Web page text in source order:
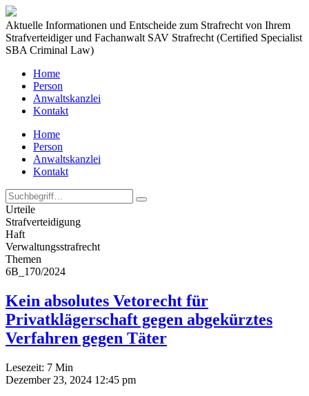
Aktuelle Informationen und Entscheide zum Strafrecht von Ihrem
Strafverteidiger und Fachanwalt SAV Strafrecht (Certified Specialist
SBA Criminal Law)
Home
Person
Anwaltskanzlei
Kontakt
Home
Person
Anwaltskanzlei
Kontakt
Urteile
Strafverteidigung
Haft
Verwaltungs­strafrecht
Themen
6B_170/2024
Kein absolutes Vetorecht für
Privatklägerschaft gegen abgekürztes
Verfahren gegen Täter
Lesezeit: 7 Min
Dezember 23, 2024 12:45 pm